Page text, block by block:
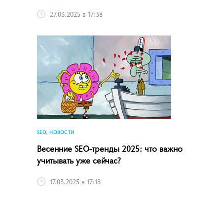
27.03.2025 в 17:38
SEO, НОВОСТИ
Весенние SEO-тренды 2025: что важно
учитывать уже сейчас?
17.03.2025 в 17:18